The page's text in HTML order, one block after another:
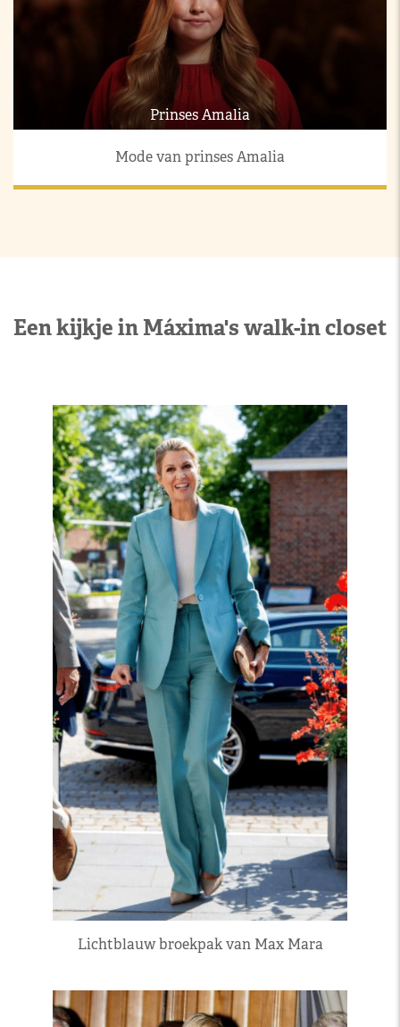
Prinses Amalia
Mode van prinses Amalia
Een kijkje in Máxima's walk-in closet
Lichtblauw broekpak van Max Mara